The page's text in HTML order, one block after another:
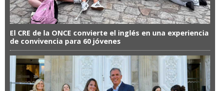
El CRE de la ONCE convierte el inglés en una experiencia
de convivencia para 60 jóvenes